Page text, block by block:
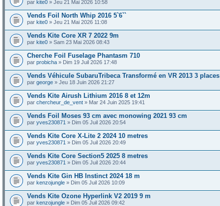
par kite0 » Jeu 21 Mai 2026 10:58
Vends Foil North Whip 2016 5`6``
par kite0 » Jeu 21 Mai 2026 11:08
Vends Kite Core XR 7 2022 9m
par kite0 » Sam 23 Mai 2026 08:43
Cherche Foil Fuselage Phantasm 710
par probicha » Dim 19 Juil 2026 17:48
Vends Véhicule SubaruTribeca Transformé en VR 2013 3 places
par george » Jeu 18 Juin 2026 21:27
Vends Kite Airush Lithium 2016 8 et 12m
par chercheur_de_vent » Mar 24 Juin 2025 19:41
Vends Foil Moses 93 cm avec monowing 2021 93 cm
par yves230871 » Dim 05 Juil 2026 20:54
Vends Kite Core X-Lite 2 2024 10 metres
par yves230871 » Dim 05 Juil 2026 20:49
Vends Kite Core Section5 2025 8 metres
par yves230871 » Dim 05 Juil 2026 20:44
Vends Kite Gin HB Instinct 2024 18 m
par kenzojungle » Dim 05 Juil 2026 10:09
Vends Kite Ozone Hyperlink V2 2019 9 m
par kenzojungle » Dim 05 Juil 2026 09:42